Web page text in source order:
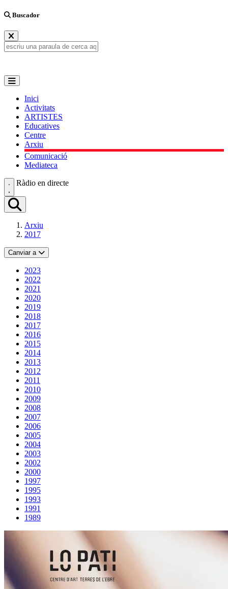
Buscador
Inici
Activitats
ARTISTES
Educatives
Centre
Arxiu
Comunicació
Mediateca
Ràdio en directe
Arxiu
2017
Canviar a
2023
2022
2021
2020
2019
2018
2017
2016
2015
2014
2013
2012
2011
2010
2009
2008
2007
2006
2005
2004
2003
2002
2000
1997
1995
1993
1991
1989